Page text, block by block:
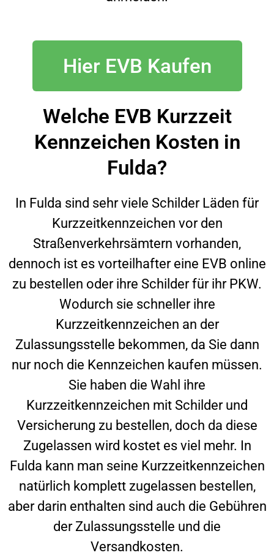
Hier EVB Kaufen
Welche EVB Kurzzeit
Kennzeichen Kosten in
Fulda?
In Fulda sind sehr viele Schilder Läden für
Kurzzeitkennzeichen vor den
Straßenverkehrsämtern vorhanden,
dennoch ist es vorteilhafter eine EVB online
zu bestellen oder ihre Schilder für ihr PKW.
Wodurch sie schneller ihre
Kurzzeitkennzeichen an der
Zulassungsstelle bekommen, da Sie dann
nur noch die Kennzeichen kaufen müssen.
Sie haben die Wahl ihre
Kurzzeitkennzeichen mit Schilder und
Versicherung zu bestellen, doch da diese
Zugelassen wird kostet es viel mehr. In
Fulda kann man seine Kurzzeitkennzeichen
natürlich komplett zugelassen bestellen,
aber darin enthalten sind auch die Gebühren
der Zulassungsstelle und die
Versandkosten.